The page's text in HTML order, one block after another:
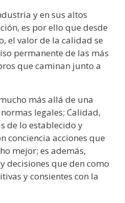
y en sus altos
es por ello que desde
el valor de la calidad se
permanente de las más
que caminan junto a
más allá de una
legales; Calidad,
de lo establecido y
conciencia acciones que
mejor; es además,
decisiones que den como
y consientes con la